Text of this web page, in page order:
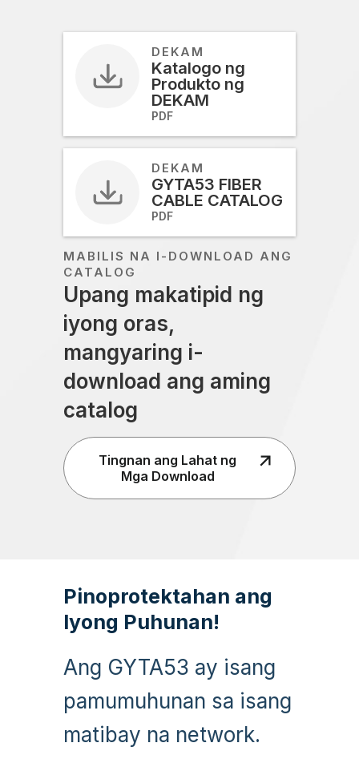
DEKAM
Katalogo ng
Produkto ng
DEKAM
PDF
DEKAM
GYTA53 FIBER
CABLE CATALOG
PDF
MABILIS NA I-DOWNLOAD ANG
CATALOG
Upang makatipid ng
iyong oras,
mangyaring i-
download ang aming
catalog
Tingnan ang Lahat ng
Mga Download
Pinoprotektahan ang
Iyong Puhunan!
Ang GYTA53 ay isang
pamumuhunan sa isang
matibay na network.